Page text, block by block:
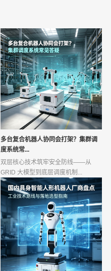
多台复合机器人协同会打架？集群调
度系统常...
双层核心技术筑牢安全防线——从
GRID 大模型到底层调度机制...